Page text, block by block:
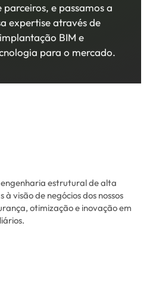
parceiros, e passamos a
expertise através de
BIM e
para o mercado.
engenharia estrutural de alta
visão de negócios dos nossos
otimização e inovação em